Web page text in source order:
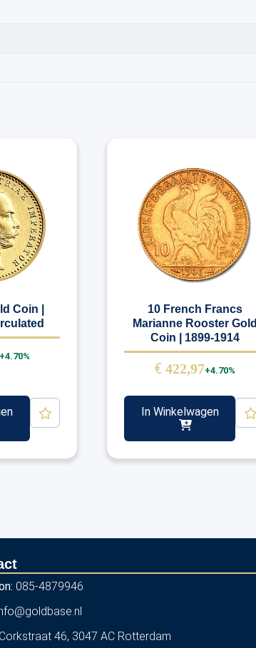
Coin |
10 French Francs
Marianne Rooster Gold
Coin | 1899-1914
€ 422,97+4.70%
In Winkelwagen
085-4879946
Corkstraat 46, 3047 AC Rotterdam